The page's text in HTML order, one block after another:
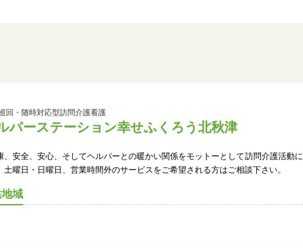
回・随時対応型訪問介護看護
パーステーション幸せふくろう北秋津
、安全、安心、そしてヘルパーとの暖かい関係をモットーとして訪問介護活動に
土曜日・日曜日、営業時間外のサービスをご希望される方はご相談下さい。
域